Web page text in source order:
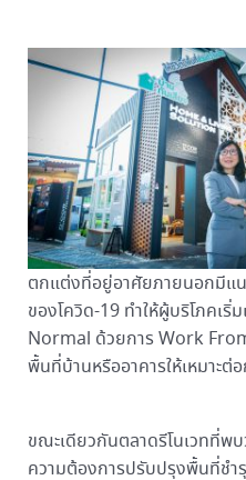
ตกแต่งที่อยู่อาศัยภายนอกมีแน
ของโควิด-19 ทำให้ผู้บริโภคเ
Normal ด้วยการ Work
พื้นที่บ้านหรืออาคารให้เหมาะต่
ขณะเดียวกันตลาดรีโนเวทที่พ
ความต้องการปรับปรุงพื้นที่ชำ